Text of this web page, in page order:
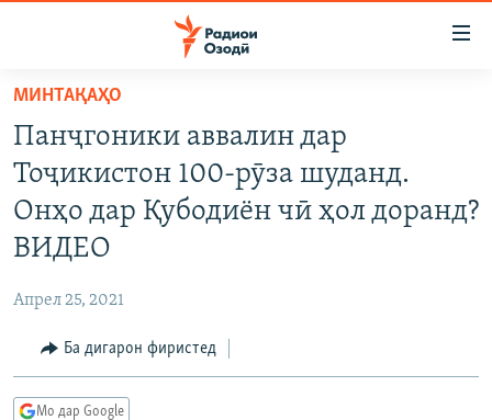
Ҷаҳиш
мояи
аслӣ
Ҷаҳиш
ба
феҳристи
Ҷаҳиш
ҷустор
ҶОМЕА
ФАРҲАНГ
МЕҲМОНИ ОЗОДӢ
ГАПИ ОЗОД
РӮЗГОРИ МУҲОҶИР
САЛОМ, ХОҲАР
ҶАНГ ДАР УКРАИНА
НАЗАРИ МАРДУМ
БЛОГИСТОН
ЧАНДРАСОНАӢ
МИНТАҚАҲО
Панҷгоники аввалин дар
Тоҷикистон 100-рӯза шуданд.
Онҳо дар Қубодиён чӣ ҳол доранд?
ВИДЕО
Апрел 25, 2021
Ба дигарон фиристед
Мо дар Google